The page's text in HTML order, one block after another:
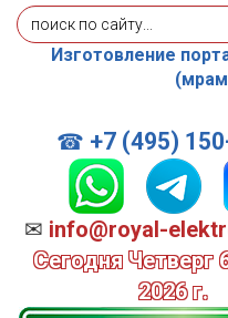
☎ +7 (495)
✉ info@royal-
Сегодня Четверг
2026 г.
Изготовление